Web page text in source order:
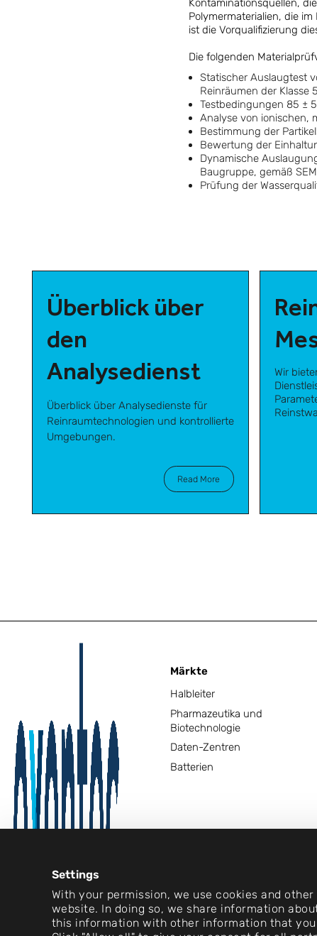
Settings
With your permission, we use cookies and
website. In doing so, we share information
this information with other information that
Kontaminationsquellen,
Polymermaterialien, die
ist die Vorqualifizierung
Die folgenden
Statischer Auslaugtest
Reinräumen der Klasse 5
Testbedingungen 85 ±
Analyse von ionischen,
Bestimmung der
Bewertung der
Dynamische
Baugruppe, gemäß
Prüfung der
Überblick über
den
Analysedienst
Überblick über Analysedienste für
Reinraumtechnologien und kontrollierte
Umgebungen.
Read More
Wir
Märkte
Halbleiter
Pharmazeutika und
Biotechnologie
Daten-Zentren
Batterien